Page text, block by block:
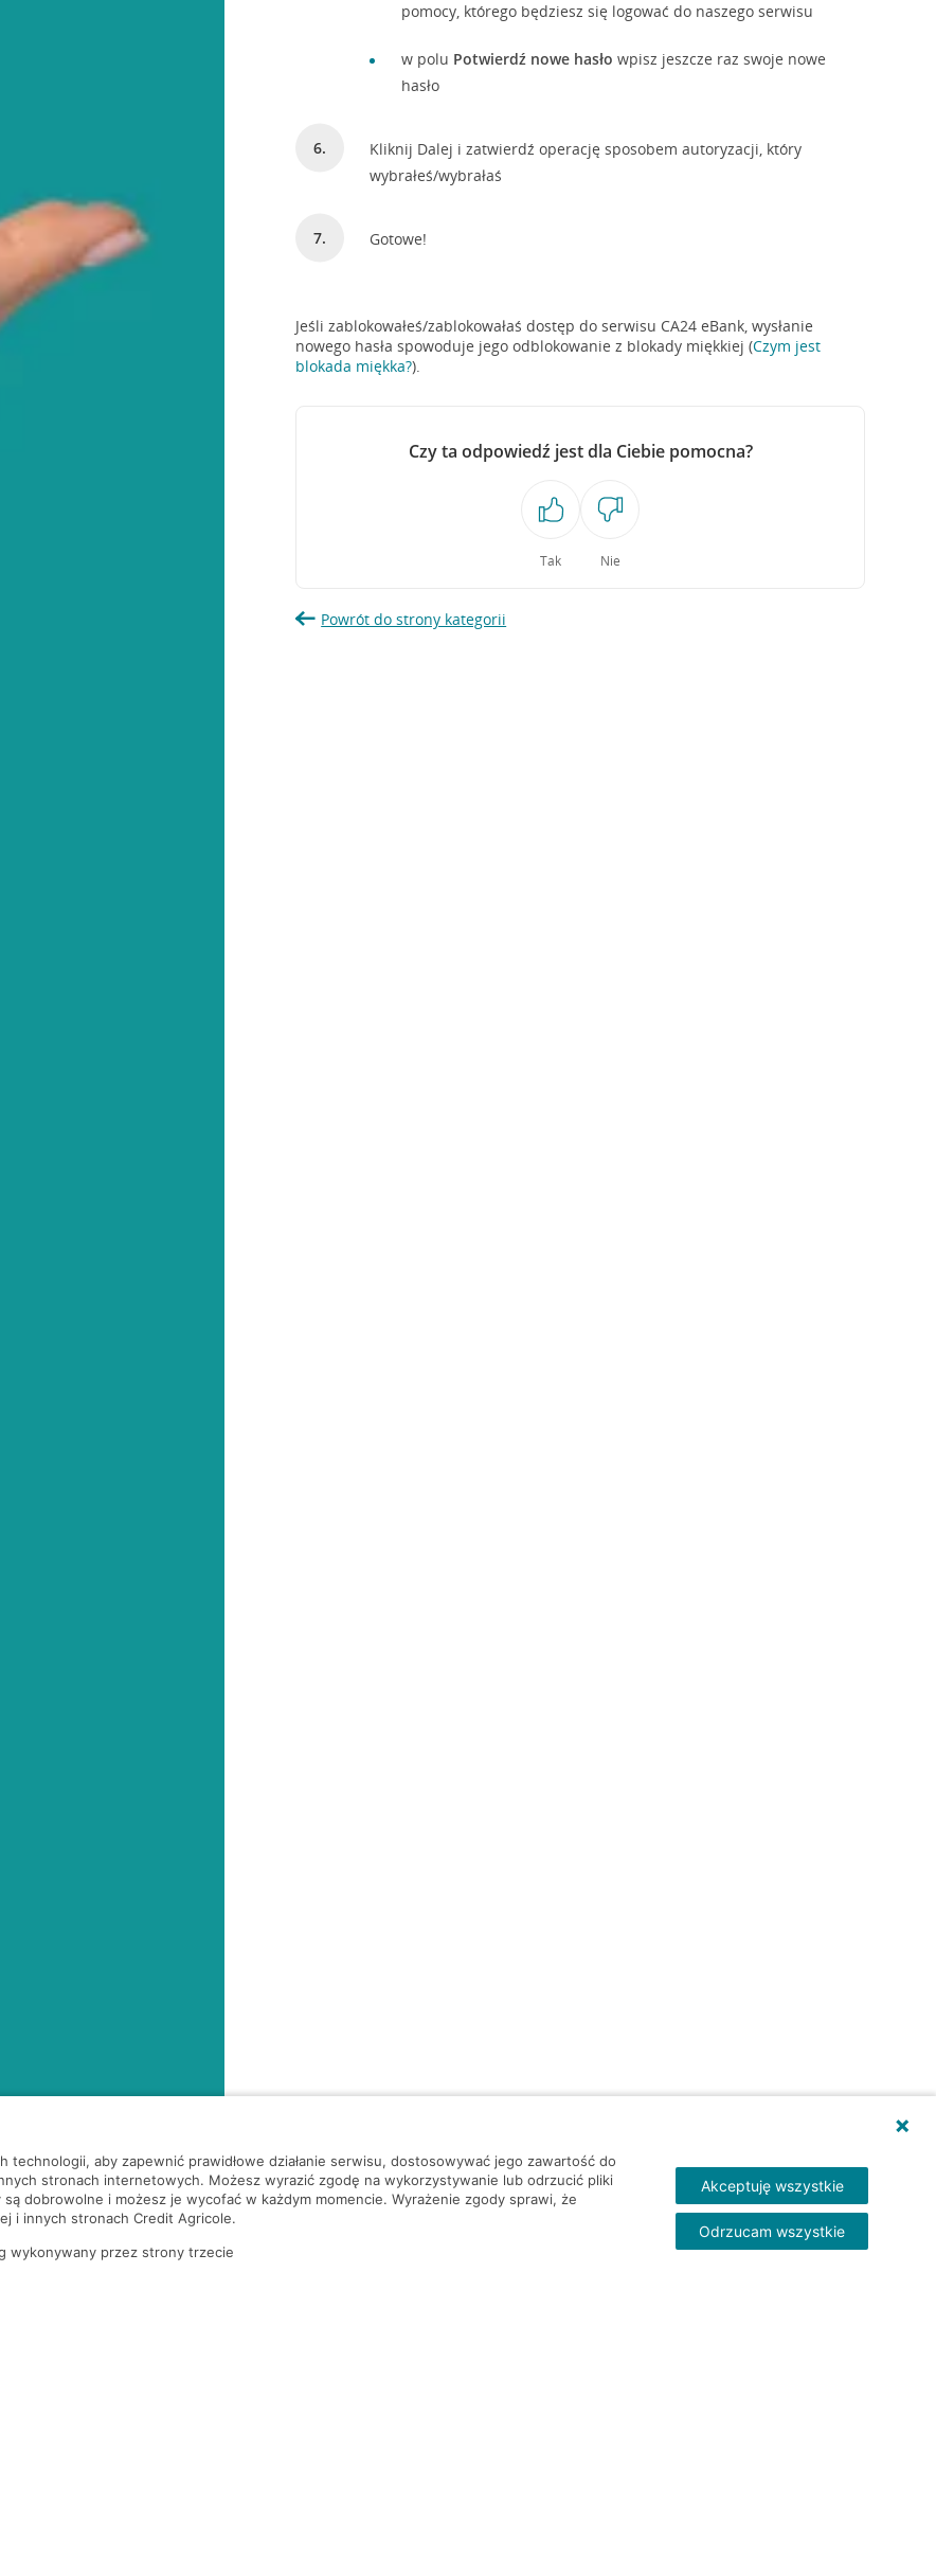
pomocy, którego będziesz się logować do naszego serwisu
w polu Potwierdź nowe hasło wpisz jeszcze raz swoje nowe
hasło
Kliknij Dalej i zatwierdź operację sposobem autoryzacji, który
wybrałeś/wybrałaś
Gotowe!
Jeśli zablokowałeś/zablokowałaś dostęp do serwisu CA24 eBank, wysłanie
nowego hasła spowoduje jego odblokowanie z blokady miękkiej (Czym jest
blokada miękka?).
Czy ta odpowiedź jest dla Ciebie pomocna?
Tak Nie
Powrót do strony kategorii
aby zapewnić prawidłowe działanie serwisu, dostosowywać jego zawartość do
stronach internetowych. Możesz wyrazić zgodę na wykorzystywanie lub odrzucić pliki
dobrowolne i możesz je wycofać w każdym momencie. Wyrażenie zgody sprawi, że
i innych stronach Credit Agricole.
wykonywany przez strony trzecie
Akceptuję wszystkie
Odrzucam wszystkie